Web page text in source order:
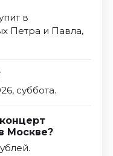
в
Петра и Павла,
суббота.
Москве?